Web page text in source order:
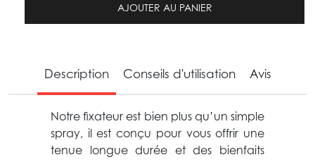
AJOUTER AU PANIER
Description Conseils d'utilisation Avis
Notre fixateur est bien plus qu’un simple
spray, il est conçu pour vous offrir une
tenue longue durée et des bienfaits